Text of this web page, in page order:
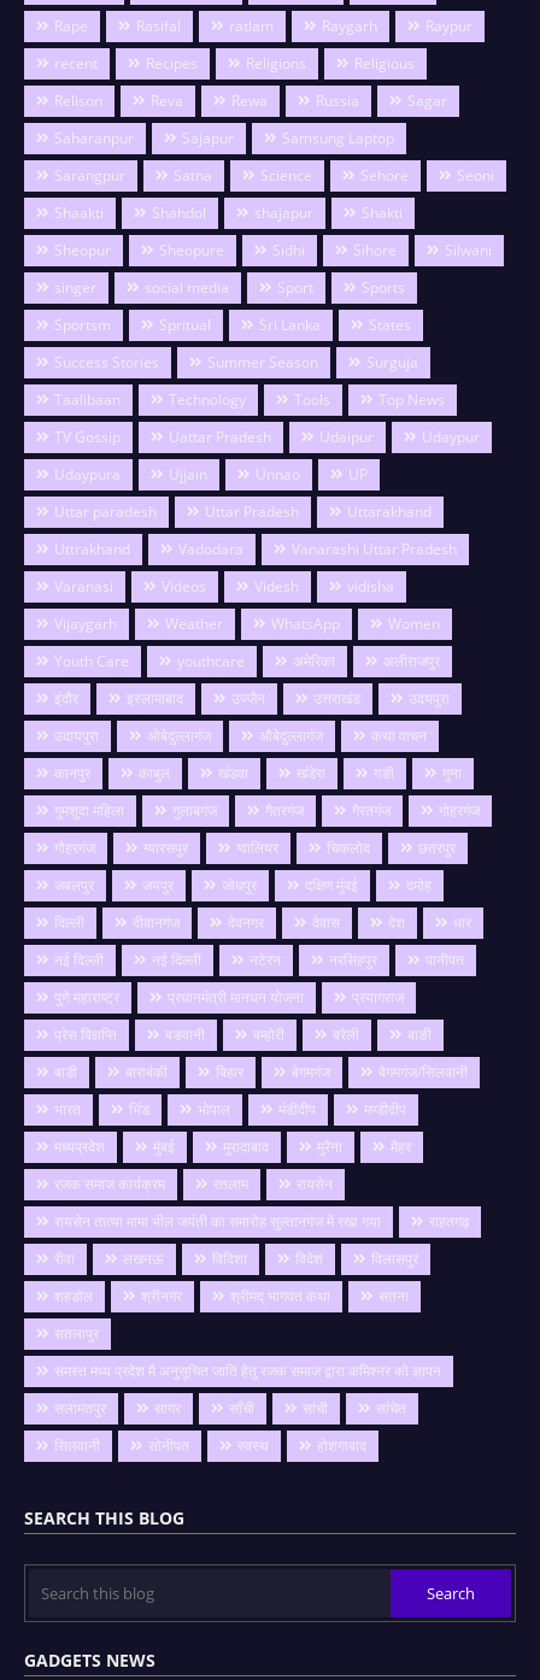
Rape
Rasifal ratlam Raygarh
Raypur
recent
Recipes Religions
Religious
Relison
Reva Rewa Russia
Sagar
Saharanpur
Sajapur
Samsung Laptop
Sarangpur
Satna Science Sehore
Seoni
Shaakti
Shahdol shajapur
Shakti
Sheopur
Sheopure Sidhi Sihore
Silwani
singer
social media Sport
Sports
Sportsm
Spritual Sri Lanka
States
Success Stories
Summer Season
Surguja
Taalibaan
Technology Tools
Top News
TV Gossip
Uattar Pradesh Udaipur
Udaypur
Udaypura
Ujjain Unnao
UP
Uttar paradesh
Uttar Pradesh
Uttarakhand
Uttrakhand
Vadodara
Vanarashi Uttar Pradesh
Varanasi
Videos Videsh
vidisha
Vijaygarh
Weather WhatsApp
Women
Youth Care
youthcare अमेरिका
अलीराजपुर
इंदौर
इस्लामाबाद उज्जैन उत्तराखंड
उदयपुरा
उदायपुरा
ओबेदुल्लागंज औबेदुल्लागंज
कथा वाचन
कानपुर
काबुल खंडवा खंडेरा गङी
गुना
गुमशुदा महिला
गुलाबगंज गैतरगंज गैरतगंज
गोहरगंज
गौहरगंज
ग्यारसपुर ग्वालियर चिकलोद
छतरपुर
जबलपुर
जयपुर जोधपुर दक्षिण मुंबई
दमोह
दिल्ली
दीवानगंज देवनगर देवास देश
धार
नई दिल्ली
नई दिल्ली नटेरन नरसिंहपुर
पानीपत
पुणे महाराष्ट्र
प्रधानमंत्री मानधन योजना
प्रयागराज
प्रेस विज्ञप्ति
बङवानी बम्होरी बरेली
बाङी
बाडी
बाराबंकी बिहार बेगमगंज
बेगमगंज/सिलवानी
भारत
भिंड भोपाल मंडीदीप
मण्डीदीप
मध्यप्रदेश
मुंबई मुरादाबाद मुरैना
मैहर
रजक समाज कार्यक्रम
रतलाम
रायसेन
रायसेन तात्या मामा भील जयंती का समारोह सुल्तानगंज में रखा गया
राहतगढ़
रीवा
लखनऊ विदिशा विदेश
विलासपुर
शहडोल
श्रीनगर श्रीमद् भागवत कथा
सतना
सतलापुर
समस्त मध्य प्रदेश मै अनुसूचित जाति हेतु रजक समाज द्वारा कमिश्नर को ज्ञापन
सलामतपुर
सागर साँची सांची
सांचेत
सिलवानी
सोनीपत स्वस्थ होशंगाबाद
SEARCH THIS BLOG
GADGETS NEWS